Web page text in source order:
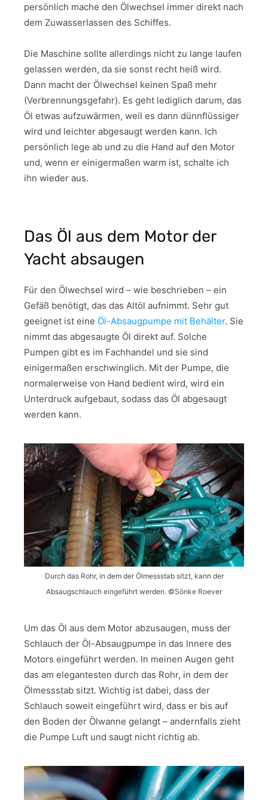
persönlich mache den Ölwechsel immer direkt nach
dem Zuwasserlassen des Schiffes.
Die Maschine sollte allerdings nicht zu lange laufen
gelassen werden, da sie sonst recht heiß wird.
Dann macht der Ölwechsel keinen Spaß mehr
(Verbrennungsgefahr). Es geht lediglich darum, das
Öl etwas aufzuwärmen, weil es dann dünnflüssiger
wird und leichter abgesaugt werden kann. Ich
persönlich lege ab und zu die Hand auf den Motor
und, wenn er einigermaßen warm ist, schalte ich
ihn wieder aus.
Das Öl aus dem Motor der
Yacht absaugen
Für den Ölwechsel wird – wie beschrieben – ein
Gefäß benötigt, das das Altöl aufnimmt. Sehr gut
geeignet ist eine Öl-Absaugpumpe mit Behälter. Sie
nimmt das abgesaugte Öl direkt auf. Solche
Pumpen gibt es im Fachhandel und sie sind
einigermaßen erschwinglich. Mit der Pumpe, die
normalerweise von Hand bedient wird, wird ein
Unterdruck aufgebaut, sodass das Öl abgesaugt
werden kann.
Durch das Rohr, in dem der Ölmessstab sitzt, kann der
Absaugschlauch eingeführt werden. ©Sönke Roever
Um das Öl aus dem Motor abzusaugen, muss der
Schlauch der Öl-Absaugpumpe in das Innere des
Motors eingeführt werden. In meinen Augen geht
das am elegantesten durch das Rohr, in dem der
Ölmessstab sitzt. Wichtig ist dabei, dass der
Schlauch soweit eingeführt wird, dass er bis auf
den Boden der Ölwanne gelangt – andernfalls zieht
die Pumpe Luft und saugt nicht richtig ab.